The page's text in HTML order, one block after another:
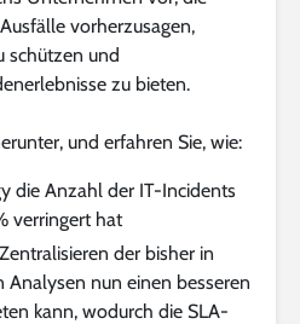
vorherzusagen,
schützen und
zu bieten.
und erfahren Sie, wie:
die Anzahl der IT-Incidents
verringert hat
der bisher in
Analysen nun einen besseren
kann, wodurch die SLA-